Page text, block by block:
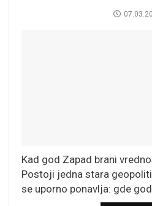
Kad god Zapad brani
Postoji jedna stara
se uporno ponavlja: gde